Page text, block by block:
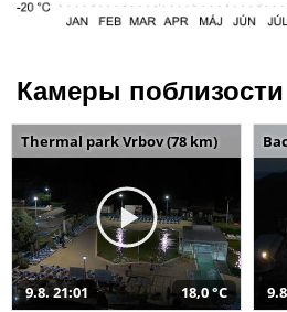
Камеры поблизости
Thermal park Vrbov (78 km)
9.8. 21:01 18,0 °C